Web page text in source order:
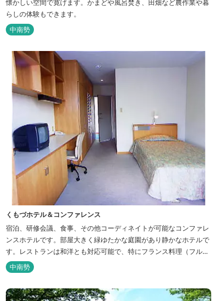
懐かしい空間で寛げます。かまどや風呂焚き、田畑など農作業や暮
らしの体験もできます。
中南勢
くもづホテル＆コンファレンス
宿泊、研修会議、食事、その他コーディネイトが可能なコンファレ
ンスホテルです。部屋大きく緑ゆたかな庭園があり静かなホテルで
す。レストランは和洋とも対応可能で、特にフランス料理（フルコ
ース）が人気あり是非ご賞味ください。
中南勢